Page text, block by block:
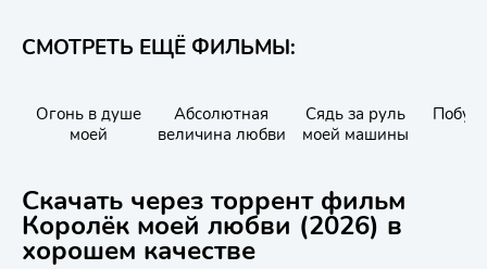
СМОТРЕТЬ ЕЩЁ ФИЛЬМЫ:
Огонь в душе
моей
Абсолютная
величина любви
Сядь за руль
моей машины
Скачать через торрент фильм
Королёк моей любви (2026) в
хорошем качестве